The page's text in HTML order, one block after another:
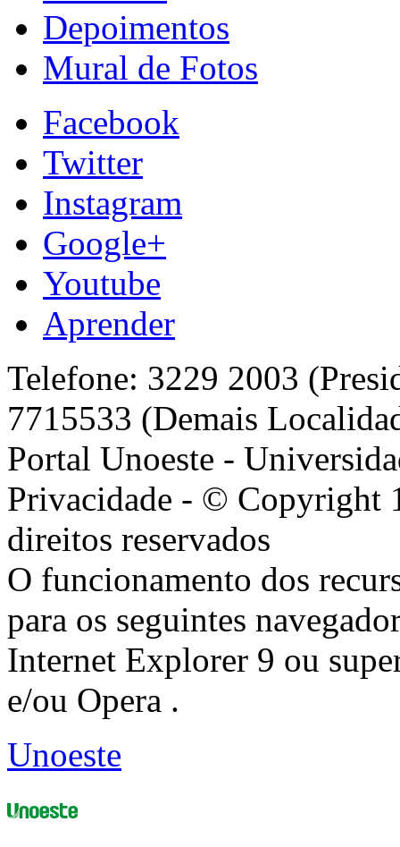
Depoimentos
Mural de Fotos
Facebook
Twitter
Instagram
Google+
Youtube
Aprender
Telefone: 3229 2003
7715533 (Demais
Portal Unoeste -
Privacidade - © Copyright
direitos reservados
O funcionamento dos
para os seguintes
Internet Explorer 9 ou
e/ou Opera .
Unoeste